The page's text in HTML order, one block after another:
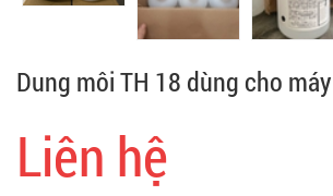
Dung môi TH 18 dùng cho
Liên hệ